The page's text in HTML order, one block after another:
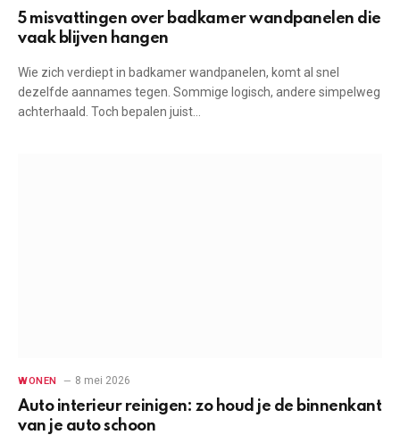
5 misvattingen over badkamer wandpanelen die
vaak blijven hangen
Wie zich verdiept in badkamer wandpanelen, komt al snel
dezelfde aannames tegen. Sommige logisch, andere simpelweg
achterhaald. Toch bepalen juist…
WONEN 8 mei 2026
Auto interieur reinigen: zo houd je de binnenkant
van je auto schoon